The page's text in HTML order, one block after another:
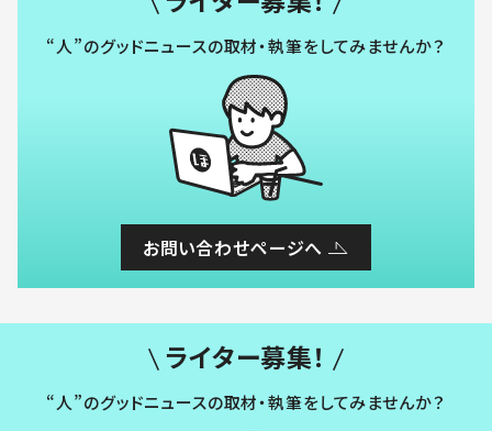
“人”のグッドニュースの取材・執筆をしてみませんか？
お問い合わせページへ
ライター募集！
“人”のグッドニュースの取材・執筆をしてみませんか？